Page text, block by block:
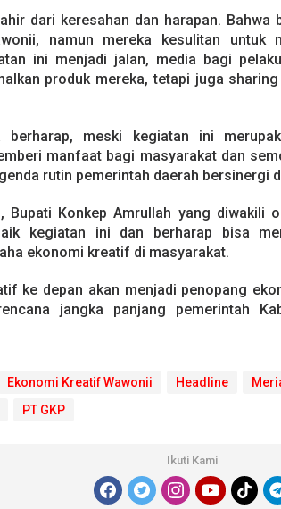
dari keresahan dan harapan. Bahwa
namun mereka kesulitan untuk
ini menjadi jalan, media bagi
produk mereka, tetapi juga
meski kegiatan ini
manfaat bagi masyarakat dan
rutin pemerintah daerah bersinergi
Bupati Konkep Amrullah yang diwakili
kegiatan ini dan berharap bisa
ekonomi kreatif di masyarakat.
ke depan akan menjadi penopang
jangka panjang pemerintah
Ekonomi Kreatif Wawonii Headline
PT GKP
Ikuti Kami